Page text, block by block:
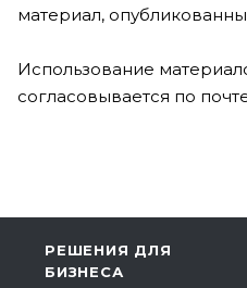
материал,
Использование
согласовывается по
РЕШЕНИЯ ДЛЯ
БИЗНЕСА